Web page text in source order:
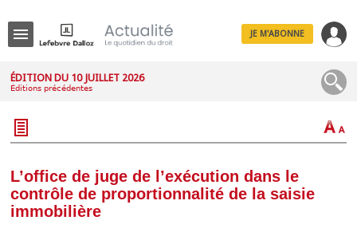
JE M'ABONNE
ÉDITION DU 10 JUILLET 2026
Éditions précédentes
L’office de juge de l’exécution dans le
contrôle de proportionnalité de la saisie
immobilière